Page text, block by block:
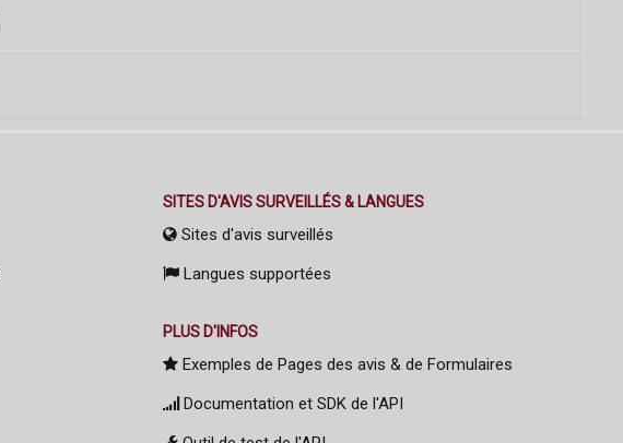
SITES D'AVIS SURVEILLÉS & LANGUES
Sites d'avis surveillés
Langues supportées
PLUS D'INFOS
Exemples de Pages des avis & de Formulaires
Documentation et SDK de l'API